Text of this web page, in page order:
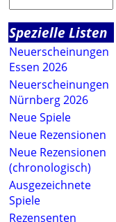
Spezielle Listen
Neuerscheinungen
Essen 2026
Neuerscheinungen
Nürnberg 2026
Neue Spiele
Neue Rezensionen
Neue Rezensionen
(chronologisch)
Ausgezeichnete
Spiele
Rezensenten